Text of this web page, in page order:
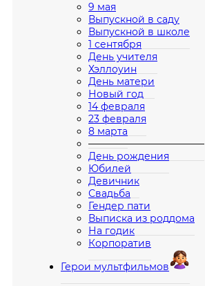
9 мая
Выпускной в саду
Выпускной в школе
1 сентября
День учителя
Хэллоуин
День матери
Новый год
14 февраля
23 февраля
8 марта
————————————
День рождения
Юбилей
Девичник
Свадьба
Гендер пати
Выписка из роддома
На годик
Корпоратив
Герои мультфильмов